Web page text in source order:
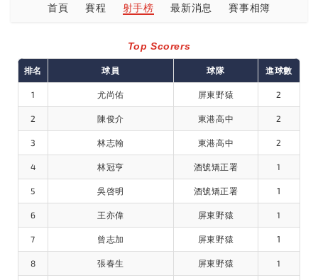
首頁 賽程 射手榜 最新消息 賽事相簿
Top Scorers
排名 球員 球隊 進球數
1 尤尚佑 屏東野猿 2
2 陳俊介 東港高中 2
3 林志翰 東港高中 2
4 林冠亨 酒號矯正署 1
5 吳啓明 酒號矯正署 1
6 王亦偉 屏東野猿 1
7 曾志加 屏東野猿 1
8 張春生 屏東野猿 1